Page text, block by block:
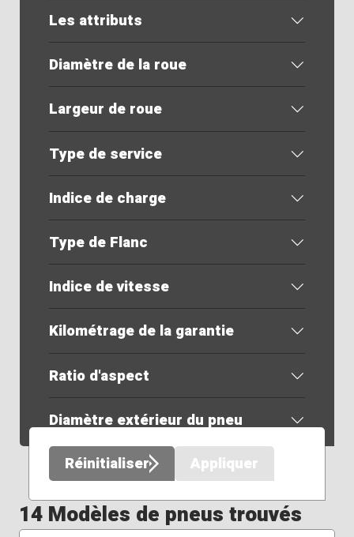
Les attributs
Diamètre de la roue
Largeur de roue
Type de service
Indice de charge
Type de Flanc
Indice de vitesse
Kilométrage de la garantie
Ratio d'aspect
Diamètre extérieur du pneu
Réinitialiser
Appliquer
14 Modèles de pneus trouvés